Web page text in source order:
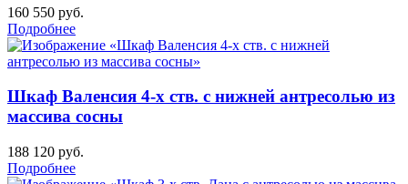
160 550 руб.
Подробнее
Шкаф Валенсия 4-х ств. с нижней антресолью из
массива сосны
188 120 руб.
Подробнее